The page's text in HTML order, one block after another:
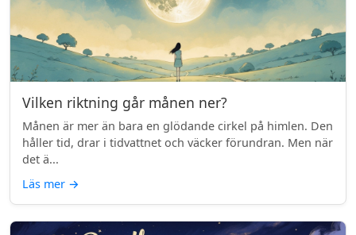
Vilken riktning går månen ner?
Månen är mer än bara en glödande cirkel på himlen. Den
håller tid, drar i tidvattnet och väcker förundran. Men när
det ä...
Läs mer →